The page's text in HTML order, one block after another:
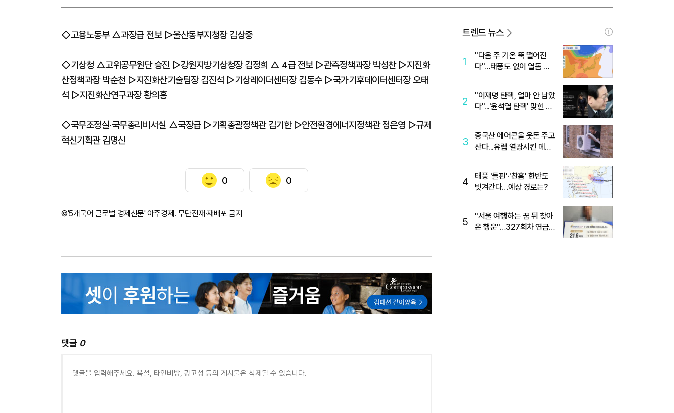
트
트
◇고용노동부 △과장급 전보 ▷울산동부지청장 김상중
◇기상청 △고위공무원단 승진 ▷강원지방기상청장 김정희 △ 4급 전보 ▷관측정책과장 박성찬 ▷지진화
산정책과장 박순천 ▷지진화산기술팀장 김진석 ▷기상레이더센터장 김동수 ▷국가기후데이터센터장 오태
석 ▷지진화산연구과장 황의홍
◇국무조정실·국무총리비서실 △국장급 ▷기획총괄정책관 김기한 ▷안전환경에너지정책관 정은영 ▷규제
혁신기획관 김명신
0 0
©'5개국어 글로벌 경제신문' 아주경제. 무단전재·재배포 금지
댓글 0
트렌드 뉴스
1
"다음 주 기온 뚝 떨어진
다"…태풍도 없이 열돔 박
2
"이재명 탄핵, 얼마 안 남았
다"...'윤석열 탄핵' 맞힌 무
3
중국산 에어콘을 웃돈 주고
산다...유럽 열광시킨 메이
4
태풍 '돌핀'·'찬홈' 한반도
빗겨간다…예상 경로는?
5
"서울 여행하는 꿈 뒤 찾아
온 행운"…327회차 연금